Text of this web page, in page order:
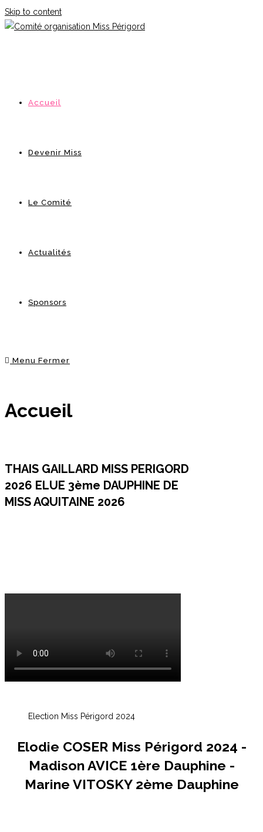
Skip to content
Accueil
Devenir Miss
Le Comité
Actualités
Sponsors
Menu Fermer
Accueil
THAIS GAILLARD MISS PERIGORD
2026 ELUE 3ème DAUPHINE DE
MISS AQUITAINE 2026
Election Miss Périgord 2024
Elodie COSER Miss Périgord 2024 -
Madison AVICE 1ère Dauphine -
Marine VITOSKY 2ème Dauphine